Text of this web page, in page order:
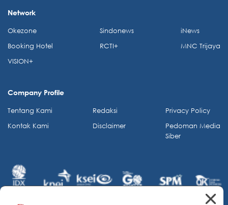
Network
Okezone
Booking Hotel
VISION+
Sindonews
RCTI+
iNews
MNC Trijaya
Company Profile
Tentang Kami
Kontak Kami
Redaksi
Disclaimer
Privacy Policy
Pedoman Media
Siber